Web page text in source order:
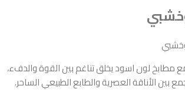
لون اسود يخلق تناغم بين القوة والدفء،
بين الأناقة العصرية والطابع الطبيعي الساحر.